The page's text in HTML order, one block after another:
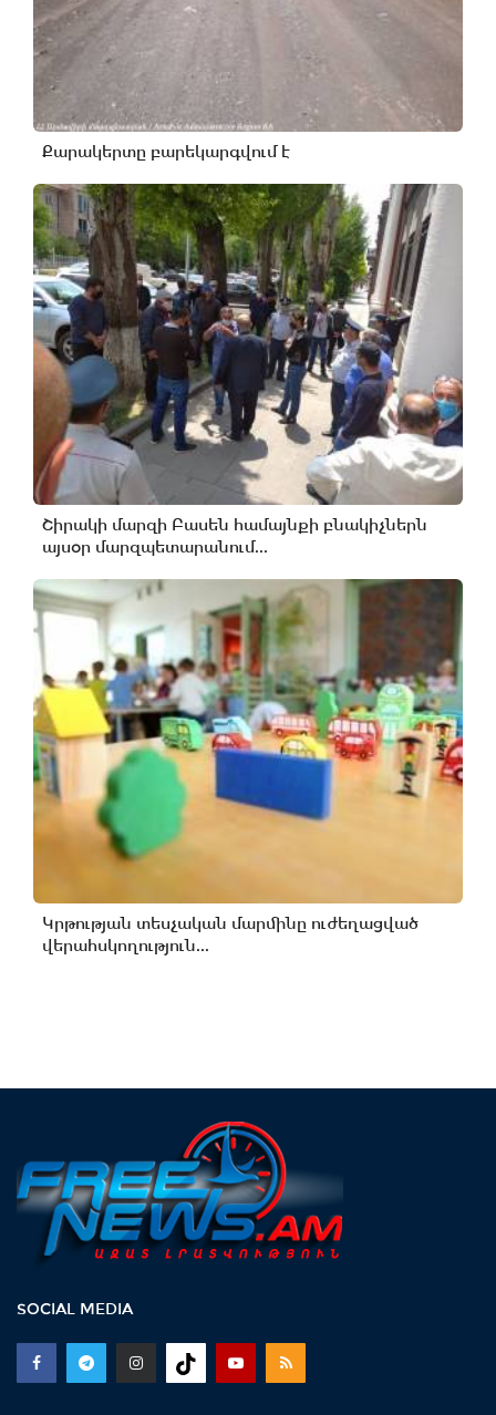
Քարակերտը բարեկարգվում է
Շիրակի մարզի Բասեն համայնքի բնակիչներն
այսօր մարզպետարանում...
Կրթության տեսչական մարմինը ուժեղացված
վերահսկողություն...
SOCIAL MEDIA